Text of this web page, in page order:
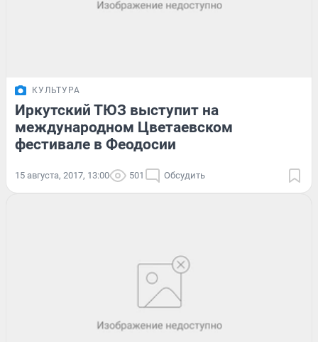
КУЛЬТУРА
Иркутский ТЮЗ выступит на
международном Цветаевском
фестивале в Феодосии
15 августа, 2017, 13:00 501 Обсудить